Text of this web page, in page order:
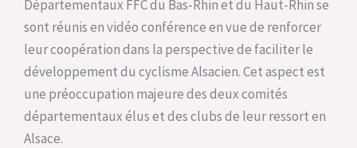
Départementaux FFC du Bas-Rhin et du Haut-Rhin se
sont réunis en vidéo conférence en vue de renforcer
leur coopération dans la perspective de faciliter le
développement du cyclisme Alsacien. Cet aspect est
une préoccupation majeure des deux comités
départementaux élus et des clubs de leur ressort en
Alsace.